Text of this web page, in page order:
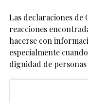
Las declaraciones de
reacciones
hacerse con
especialmente
dignidad de